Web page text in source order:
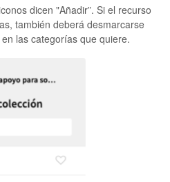
dicen "Añadir”. Si el recurso
también deberá desmarcarse
las categorías que quiere.